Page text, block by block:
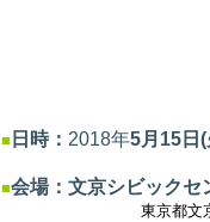
■ 日時： 2018年5月15日
■会場：文京シビック
東京都文京区春日1-